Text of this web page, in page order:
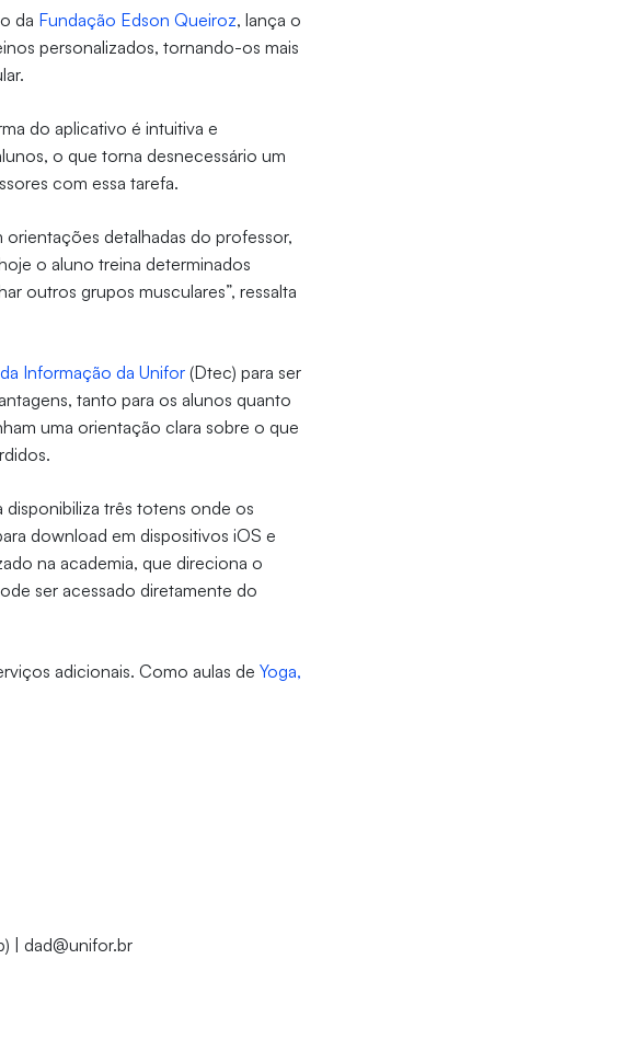
da Fundação Edson Queiroz, lança o
personalizados, tornando-os mais
do aplicativo é intuitiva e
o que torna desnecessário um
com essa tarefa.
detalhadas do professor,
o aluno treina determinados
outros grupos musculares”, ressalta
Informação da Unifor (Dtec) para ser
tanto para os alunos quanto
uma orientação clara sobre o que
disponibiliza três totens onde os
download em dispositivos iOS e
na academia, que direciona o
ser acessado diretamente do
adicionais. Como aulas deYoga,
| dad@unifor.br